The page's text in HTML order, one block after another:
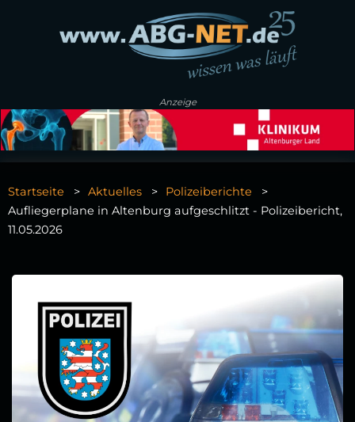
Anzeige
Startseite Aktuelles
Polizeiberichte
Aufliegerplane in Altenburg aufgeschlitzt - Polizeibericht,
11.05.2026